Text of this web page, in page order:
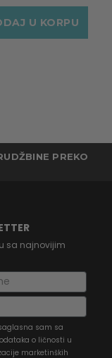
U KORPU
PREKO
sa najnovijim
sam sa
o ličnosti u
marketinških